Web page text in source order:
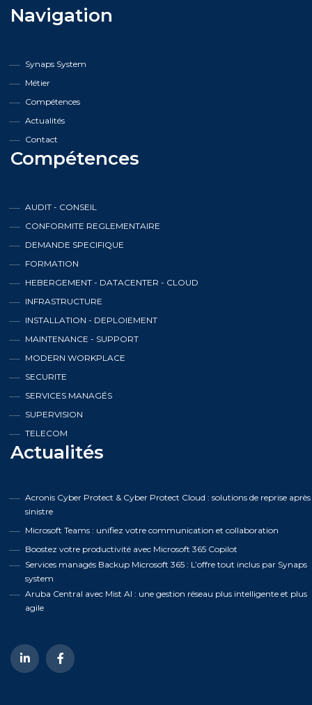
Navigation
Synaps System
Métier
Compétences
Actualités
Contact
Compétences
AUDIT - CONSEIL
CONFORMITE REGLEMENTAIRE
DEMANDE SPECIFIQUE
FORMATION
HEBERGEMENT - DATACENTER - CLOUD
INFRASTRUCTURE
INSTALLATION - DEPLOIEMENT
MAINTENANCE - SUPPORT
MODERN WORKPLACE
SECURITE
SERVICES MANAGÉS
SUPERVISION
TELECOM
Actualités
Acronis Cyber Protect & Cyber Protect Cloud : solutions de reprise après
sinistre
Microsoft Teams : unifiez votre communication et collaboration
Boostez votre productivité avec Microsoft 365 Copilot
Services managés Backup Microsoft 365 : L’offre tout inclus par Synaps
system
Aruba Central avec Mist AI : une gestion réseau plus intelligente et plus
agile